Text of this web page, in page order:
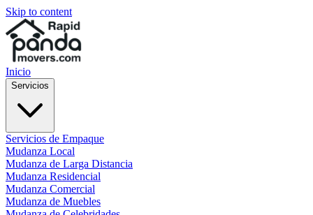
Skip to content
Inicio
Servicios
Servicios de Empaque
Mudanza Local
Mudanza de Larga Distancia
Mudanza Residencial
Mudanza Comercial
Mudanza de Muebles